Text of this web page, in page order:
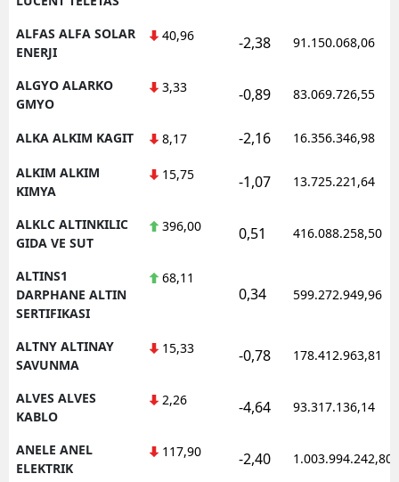
ALFAS ALFA SOLAR
ENERJI
40,96 -2,38 91.150.068,06
ALGYO ALARKO
GMYO
3,33 -0,89 83.069.726,55
ALKA ALKIM KAGIT 8,17 -2,16 16.356.346,98
ALKIM ALKIM
KIMYA
15,75 -1,07 13.725.221,64
ALKLC ALTINKILIC
GIDA VE SUT
396,00 0,51 416.088.258,50
ALTINS1
DARPHANE ALTIN
SERTIFIKASI
68,11
0,34 599.272.949,96
ALTNY ALTINAY
SAVUNMA
15,33 -0,78 178.412.963,81
ALVES ALVES
KABLO
2,26 -4,64 93.317.136,14
ANELE ANEL
ELEKTRIK
117,90 -2,40 1.003.994.242,80